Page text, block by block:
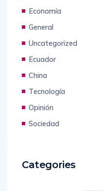
Economía
General
Uncategorized
Ecuador
China
Tecnología
Opinión
Sociedad
Categories